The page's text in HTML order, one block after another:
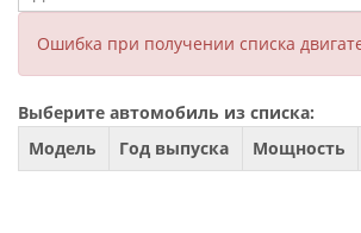
Ошибка при получении списка
Выберите автомобиль из списка:
Модель
Год выпуска Мощность